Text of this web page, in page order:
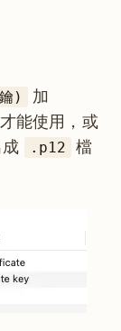
) 加
才能使用，或
.p12
檔